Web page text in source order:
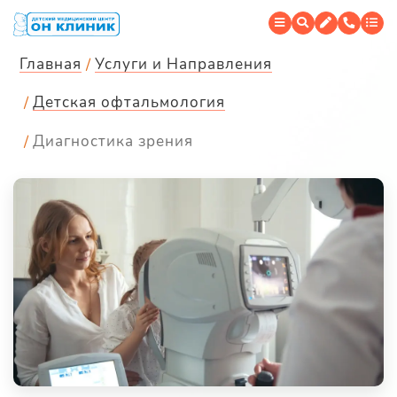
Главная
Услуги и Направления
Детская офтальмология
Диагностика зрения